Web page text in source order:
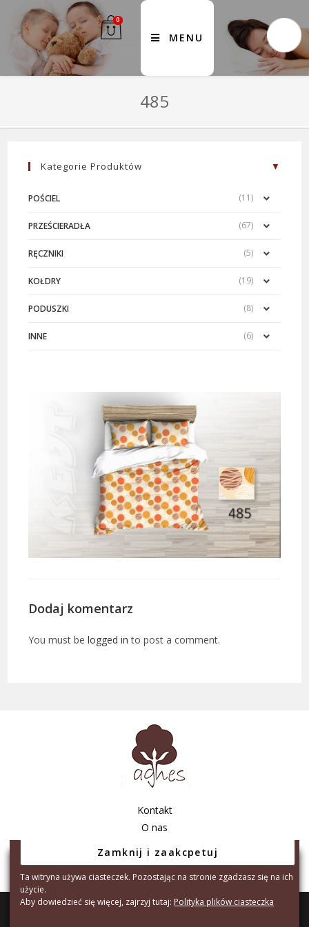
0
MENU
485
Dodaj komentarz
You must belogged in to post a comment.
Kategorie Produktów
POŚCIEL (11)
PRZEŚCIERADŁA (67)
RĘCZNIKI (5)
KOŁDRY (19)
PODUSZKI (8)
INNE (6)
Kontakt
O nas
Polityka prywatności
Ta witryna używa ciasteczek. Pozostając na stronie zgadzasz się na ich
użycie.
Aby dowiedzieć się więcej, zajrzyj tutaj: Polityka plików ciasteczka